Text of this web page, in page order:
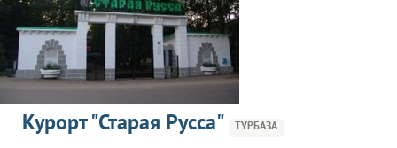
Курорт "Старая Русса" ТУРБАЗА